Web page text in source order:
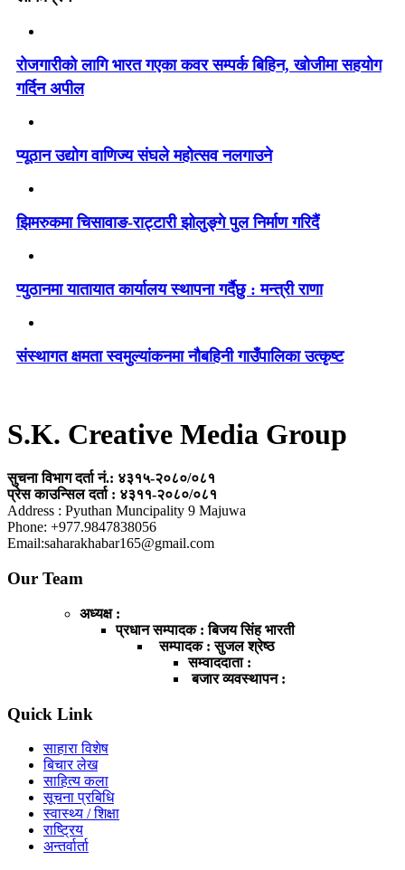
रोजगारीको लागि भारत गएका कवर सम्पर्क बिहिन, खोजीमा सहयोग
गर्दिन अपील
प्यूठान उद्योग वाणिज्य संघले महोत्सव नलगाउने
झिमरुकमा चिसावाङ-राट्टारी झोलुङ्गे पुल निर्माण गरिदैं
प्युठानमा यातायात कार्यालय स्थापना गर्दैछु : मन्त्री राणा
संस्थागत क्षमता स्वमुल्यांकनमा नौबहिनी गाउँपालिका उत्कृष्ट
S.K. Creative Media Group
सुचना विभाग दर्ता नं.: ४३१५-२०८०/०८१
प्रेस काउन्सिल दर्ता : ४३११-२०८०/०८१
Address : Pyuthan Muncipality 9 Majuwa
Phone: +977.9847838056
Email:saharakhabar165@gmail.com
Our Team
अध्यक्ष :
प्रधान सम्पादक : बिजय सिंह भारती
सम्पादक : सुजल श्रेष्ठ
सम्वाददाता :
बजार व्यवस्थापन :
Quick Link
साहारा विशेष
बिचार लेख
साहित्य कला
सूचना प्रबिधि
स्वास्थ्य / शिक्षा
राष्ट्रिय
अन्तर्वार्ता